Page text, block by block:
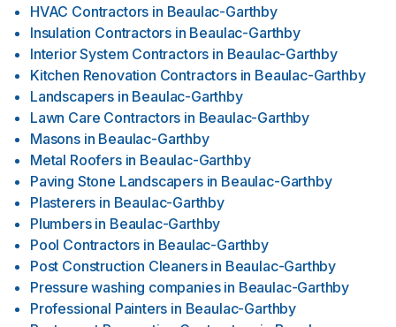
HVAC Contractors in Beaulac-Garthby
Insulation Contractors in Beaulac-Garthby
Interior System Contractors in Beaulac-Garthby
Kitchen Renovation Contractors in Beaulac-Garthby
Landscapers in Beaulac-Garthby
Lawn Care Contractors in Beaulac-Garthby
Masons in Beaulac-Garthby
Metal Roofers in Beaulac-Garthby
Paving Stone Landscapers in Beaulac-Garthby
Plasterers in Beaulac-Garthby
Plumbers in Beaulac-Garthby
Pool Contractors in Beaulac-Garthby
Post Construction Cleaners in Beaulac-Garthby
Pressure washing companies in Beaulac-Garthby
Professional Painters in Beaulac-Garthby